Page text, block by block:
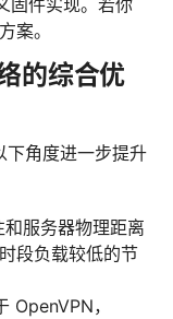
固件实现。若你
案。
的综合优
下角度进一步提升
服务器物理距离
段负载较低的节
OpenVPN，